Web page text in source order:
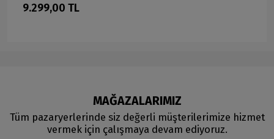
9.299,00 TL
MAĞAZALARIMIZ
Tüm pazaryerlerinde siz değerli müşterilerimize hizmet
vermek için çalışmaya devam ediyoruz.